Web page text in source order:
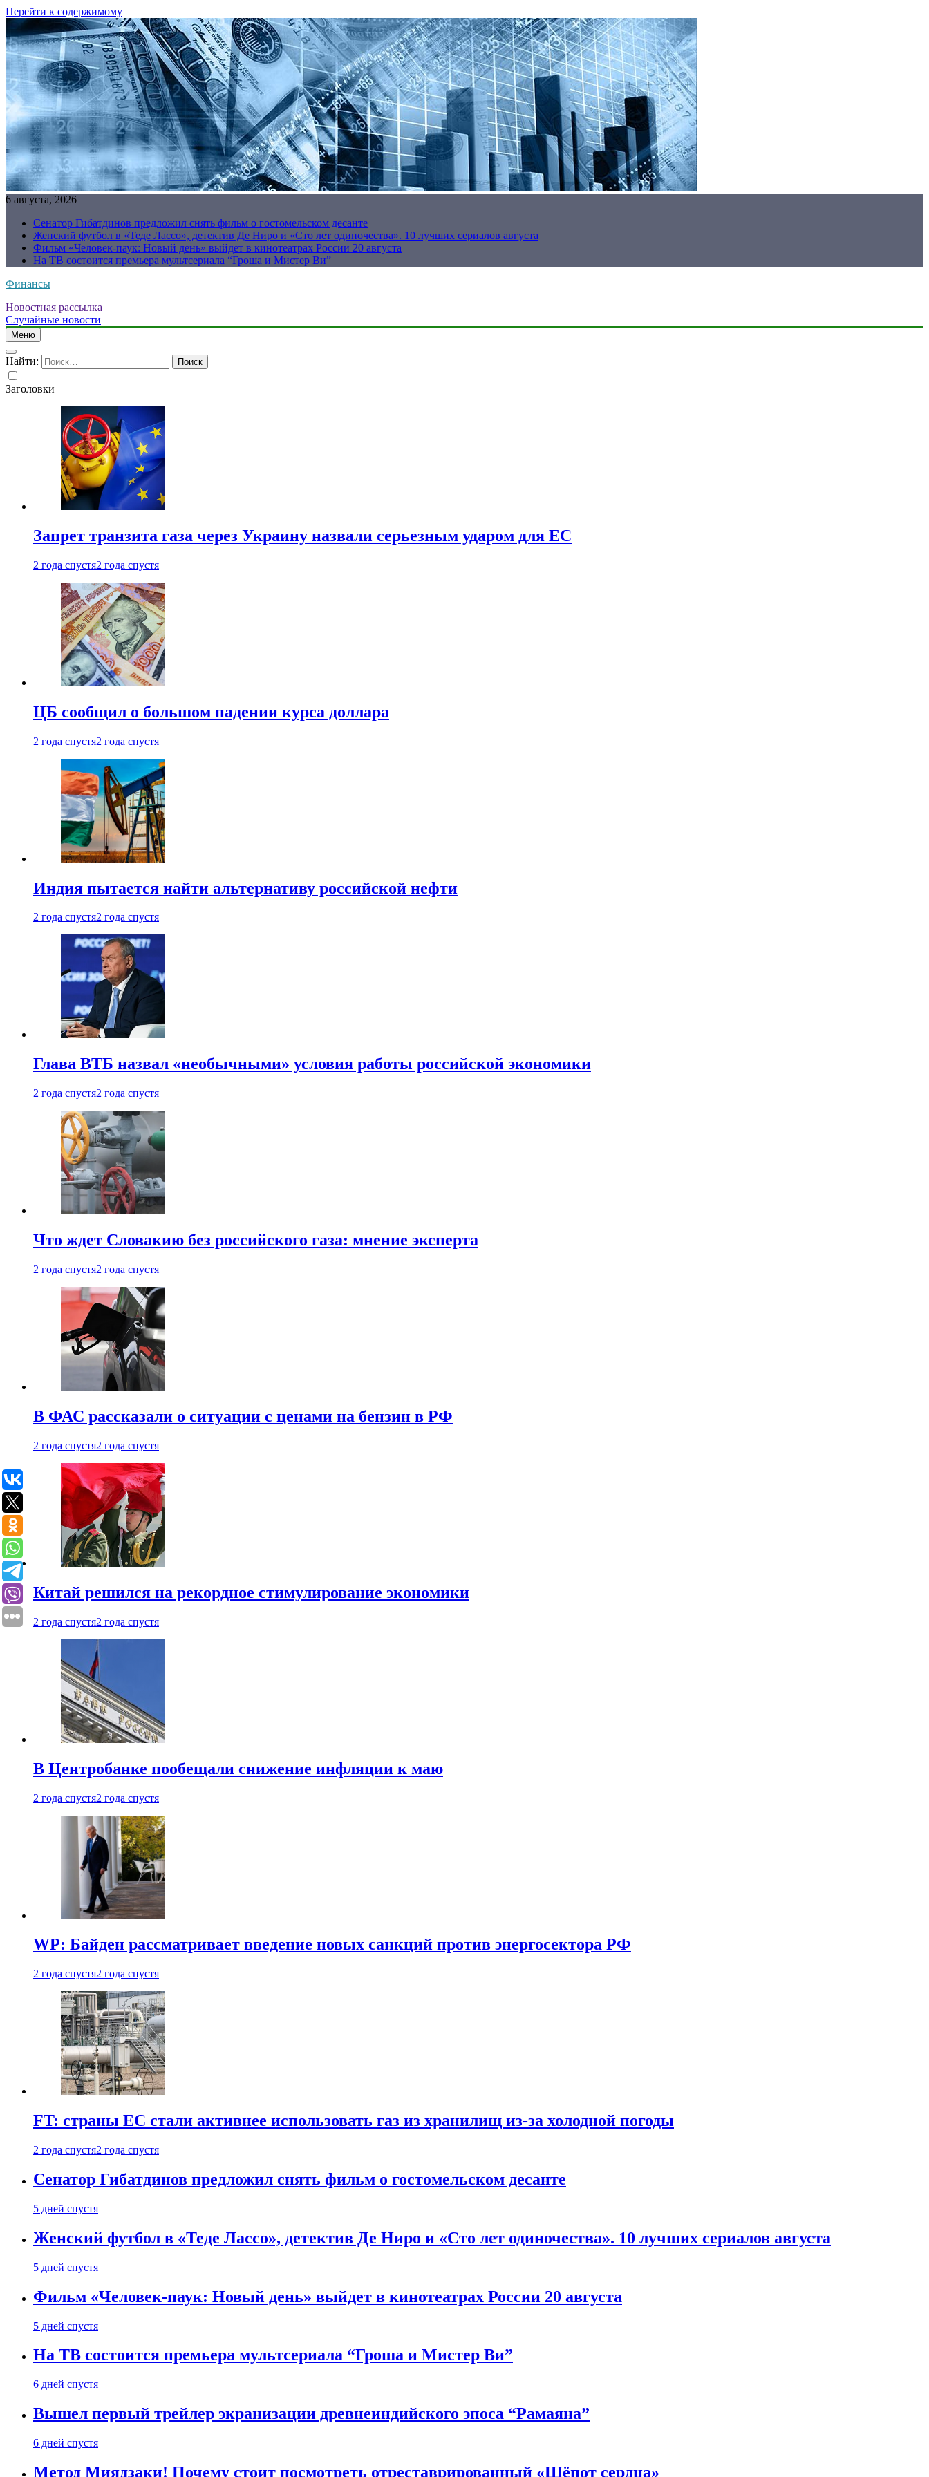
Перейти к содержимому
6 августа, 2026
Сенатор Гибатдинов предложил снять фильм о гостомельском десанте
Женский футбол в «Теде Лассо», детектив Де Ниро и «Сто лет одиночества». 10 лучших сериалов августа
Фильм «Человек-паук: Новый день» выйдет в кинотеатрах России 20 августа
На ТВ состоится премьера мультсериала “Гроша и Мистер Ви”
Финансы
Новостная рассылка
Случайные новости
Меню
Найти:
Заголовки
Запрет транзита газа через Украину назвали серьезным ударом для ЕС
2 года спустя2 года спустя
ЦБ сообщил о большом падении курса доллара
2 года спустя2 года спустя
Индия пытается найти альтернативу российской нефти
2 года спустя2 года спустя
Глава ВТБ назвал «необычными» условия работы российской экономики
2 года спустя2 года спустя
Что ждет Словакию без российского газа: мнение эксперта
2 года спустя2 года спустя
В ФАС рассказали о ситуации с ценами на бензин в РФ
2 года спустя2 года спустя
Китай решился на рекордное стимулирование экономики
2 года спустя2 года спустя
В Центробанке пообещали снижение инфляции к маю
2 года спустя2 года спустя
WP: Байден рассматривает введение новых санкций против энергосектора РФ
2 года спустя2 года спустя
FT: страны ЕС стали активнее использовать газ из хранилищ из-за холодной погоды
2 года спустя2 года спустя
Сенатор Гибатдинов предложил снять фильм о гостомельском десанте
5 дней спустя
Женский футбол в «Теде Лассо», детектив Де Ниро и «Сто лет одиночества». 10 лучших сериалов августа
5 дней спустя
Фильм «Человек-паук: Новый день» выйдет в кинотеатрах России 20 августа
5 дней спустя
На ТВ состоится премьера мультсериала “Гроша и Мистер Ви”
6 дней спустя
Вышел первый трейлер экранизации древнеиндийского эпоса “Рамаяна”
6 дней спустя
Метод Миядзаки! Почему стоит посмотреть отреставрированный «Шёпот сердца»